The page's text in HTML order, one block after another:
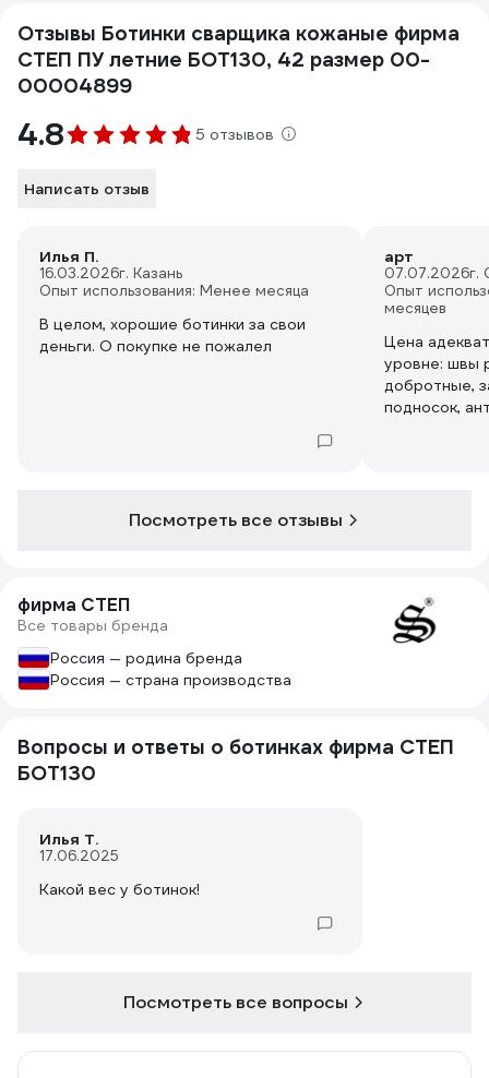
Отзывы Ботинки сварщика кожаные фирма
СТЕП ПУ летние БОТ130, 42 размер 00-
00004899
4.8 5 отзывов
Написать отзыв
Илья П.
16.03.2026г. Казань
Опыт использования: Менее месяца
В целом, хорошие ботинки за свои
деньги. О покупке не пожалел
арт
07.07.2026г.
Опыт
месяцев
Цена
уровне: швы
добротные,
подносок,
Посмотреть все отзывы
фирма СТЕП
Все товары бренда
Россия — родина бренда
Россия — страна производства
Вопросы и ответы о ботинках фирма СТЕП
БОТ130
Илья Т.
17.06.2025
Какой вес у ботинок!
Посмотреть все вопросы